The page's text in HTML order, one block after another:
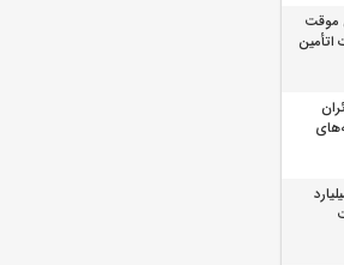
موقت
اتأمین
خسارت ۵۰۰ میلیارد